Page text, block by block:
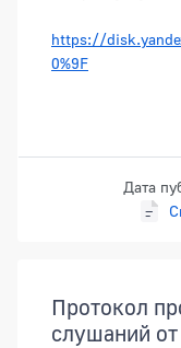
https://
0%9F
Дата
Протокол
слушаний